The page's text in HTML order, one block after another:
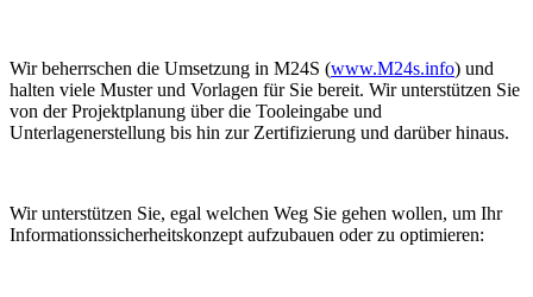
Wir beherrschen die Umsetzung in M24S (www.M24s.info) und
halten viele Muster und Vorlagen für Sie bereit. Wir unterstützen Sie
von der Projektplanung über die Tooleingabe und
Unterlagenerstellung bis hin zur Zertifizierung und darüber hinaus.
Wir unterstützen Sie, egal welchen Weg Sie gehen wollen, um Ihr
Informationssicherheitskonzept aufzubauen oder zu optimieren: